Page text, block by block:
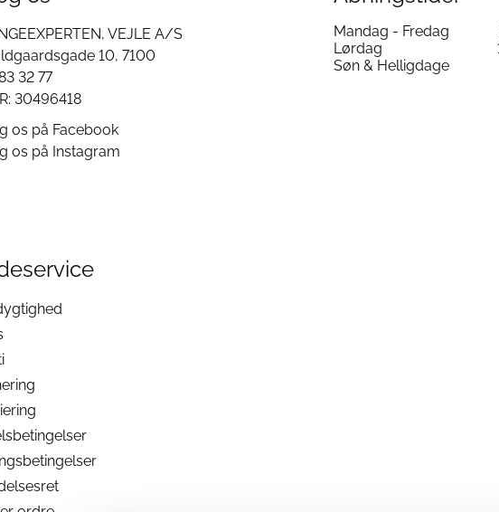
varesiden
varesiden
VEJLE A/S
10, 7100
32 77
30496418
os på Facebook
os på Instagram
Mandag - Fredag
Lørdag
Søn & Helligdage